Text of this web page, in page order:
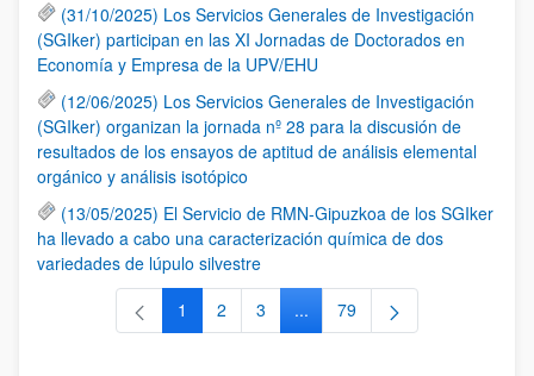
(31/10/2025) Los Servicios Generales de Investigación
(SGIker) participan en las XI Jornadas de Doctorados en
Economía y Empresa de la UPV/EHU
(12/06/2025) Los Servicios Generales de Investigación
(SGIker) organizan la jornada nº 28 para la discusión de
resultados de los ensayos de aptitud de análisis elemental
orgánico y análisis isotópico
(13/05/2025) El Servicio de RMN-Gipuzkoa de los SGIker
ha llevado a cabo una caracterización química de dos
variedades de lúpulo silvestre
Página
1 Página
2 Página
3 ...Páginas intermedias Use TAB
Página
79